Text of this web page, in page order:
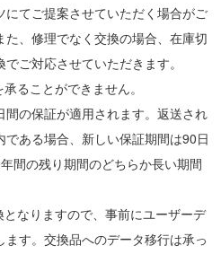
てご提案させていただく場合がご
、修理でなく交換の場合、在庫切
ご対応させていただきます。
ることができません。
の保証が適用されます。返送され
ある場合、新しい保証期間は90日
間の残り期間のどちらか長い期間
なりますので、事前にユーザーデ
す。交換品へのデータ移行は承っ